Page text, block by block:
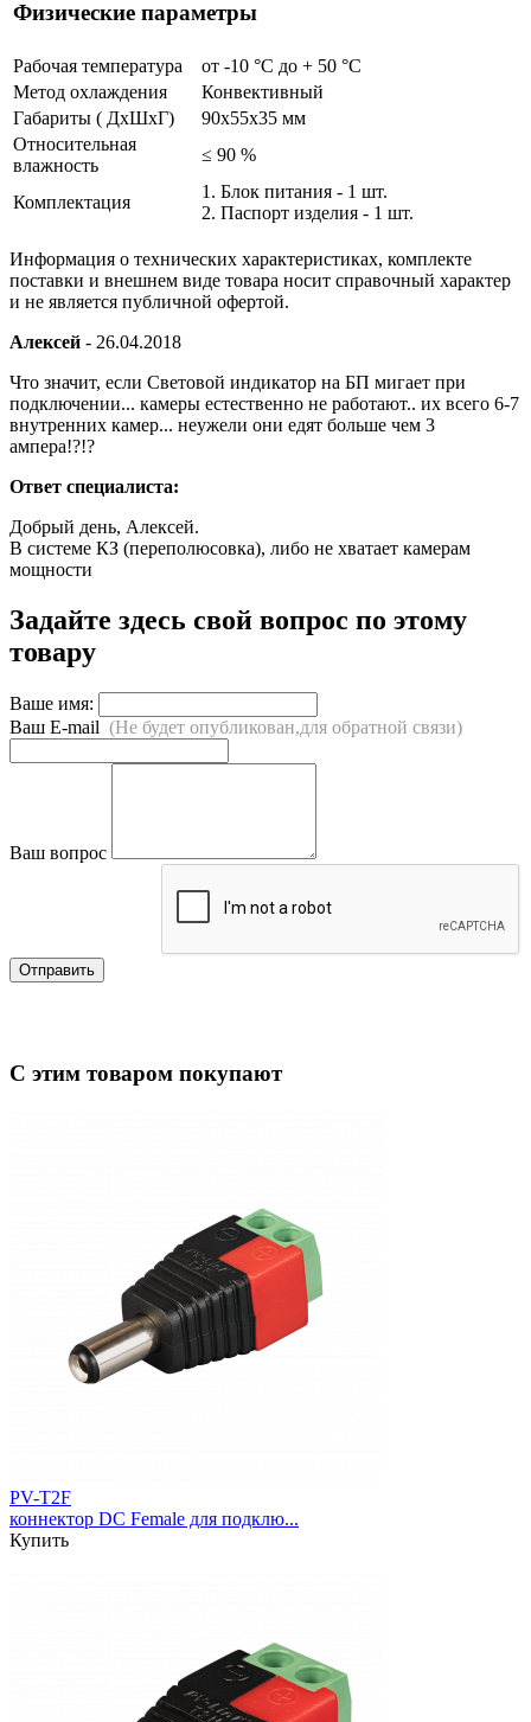
Физические параметры
Рабочая температура
от -10 °С до + 50 °C
Метод охлаждения
Конвективный
Габариты ( ДхШхГ)
90x55x35 мм
Относительная
влажность
≤ 90 %
Комплектация
1. Блок питания - 1 шт.
2. Паспорт изделия - 1 шт.
Информация о технических характеристиках, комплекте
поставки и внешнем виде товара носит справочный характер
и не является публичной офертой.
Алексей - 26.04.2018
Что значит, если Световой индикатор на БП мигает при
подключении... камеры естественно не работают.. их всего 6-7
внутренних камер... неужели они едят больше чем 3
ампера!?!?
Ответ специалиста:
Добрый день, Алексей.
В системе КЗ (переполюсовка), либо не хватает камерам
мощности
Задайте здесь свой вопрос по этому
товару
Ваше имя:
Ваш E-mail (Не будет опубликован,для обратной связи)
Ваш вопрос
Отправить
С этим товаром покупают
PV-T2F
коннектор DC Female для подклю...
Купить